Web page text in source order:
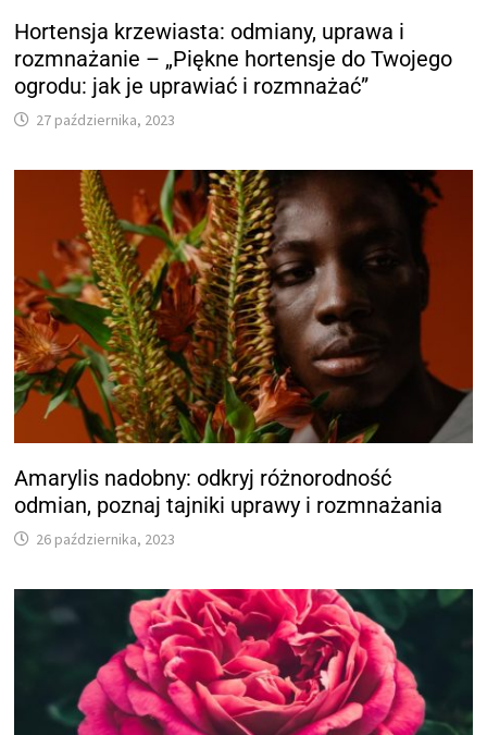
Hortensja krzewiasta: odmiany, uprawa i
rozmnażanie – „Piękne hortensje do Twojego
ogrodu: jak je uprawiać i rozmnażać”
27 października, 2023
Amarylis nadobny: odkryj różnorodność
odmian, poznaj tajniki uprawy i rozmnażania
26 października, 2023